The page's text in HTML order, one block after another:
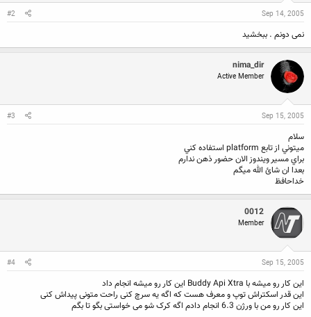
Sep 14, 2005
#2
نمی دونم . ببخشید
nima_dir
Active Member
Sep 15, 2005
#3
سلام
ميتوني از تابع platform استفاده كني
براي مسير ويندوز الان حضور ذهن ندارم
بعدا ان شائ الله ميگم
خداحافظ
0012
Member
Sep 15, 2005
#4
این کار رو میشه با Buddy Api Xtra این کار رو میشه انجام داد
این قدر اسکتراش توپ و معرف هست که اگه یه سرچ کنی راحت متونی پیداش کنی
این کار رو من با ورژن 6.3 انجام دادم اگه کرک شو می خواستی بگو تا بگم